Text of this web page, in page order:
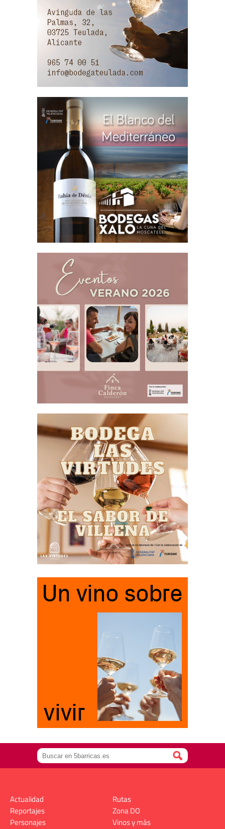
Actualidad
Reportajes
Personajes
Rutas
Zona DO
Vinos y más